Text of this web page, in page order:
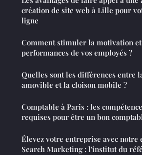
création de site web à Lille pour
ligne
Comment stimuler la motivation
performances de vos employés ?
Quelles sont les différences entre
amovible et la cloison mobile ?
Comptable à Paris : les compétences et les qualités
requises pour être un bon
Élevez votre entreprise avec notre
Search Marketing : l'institut du